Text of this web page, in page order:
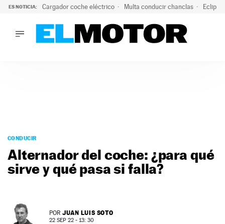
ES NOTICIA: Cargador coche eléctrico Multa conducir chanclas
PODCAST
MOTOS
TECNOLOGÍA
PREMIOS
SERVICIOS
CONDUCIR
Alternador del coche: ¿para qué
sirve y qué pasa si falla?
POR JUAN LUIS SOTO
22 SEP 22 - 13: 30